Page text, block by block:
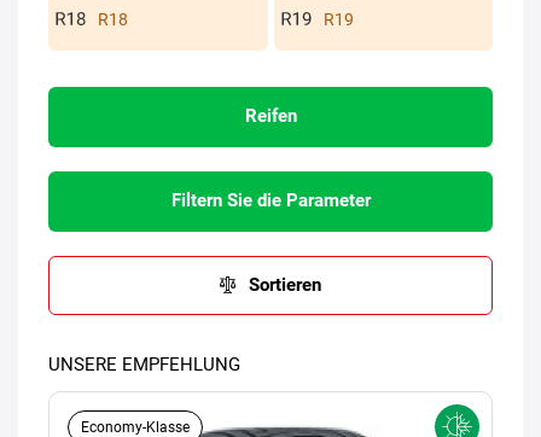
R18 R19
Reifen
Filtern Sie die Parameter
Sortieren
UNSERE EMPFEHLUNG
Economy-Klasse